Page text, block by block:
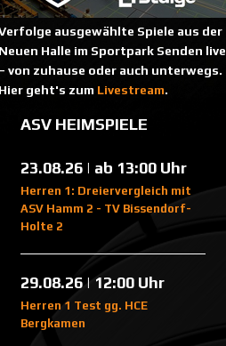
ausgewählte Spiele aus der
Neuen Halle im Sportpark Senden live
– von zuhause oder auch unterwegs.
Hier geht's zum Livestream.
ASV HEIMSPIELE
23.08.26 | ab 13:00 Uhr
Herren 1: Dreiervergleich mit
ASV Hamm 2 - TV Bissendorf-
Holte 2
29.08.26 | 12:00 Uhr
Herren 1 Test gg. HCE
Bergkamen